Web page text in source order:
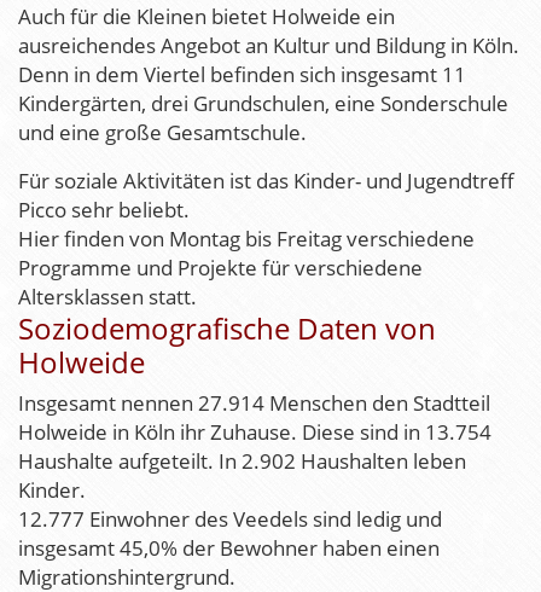
Auch für die Kleinen bietet Holweide ein
ausreichendes Angebot an Kultur und Bildung in Köln.
Denn in dem Viertel befinden sich insgesamt 11
Kindergärten, drei Grundschulen, eine Sonderschule
und eine große Gesamtschule.
Für soziale Aktivitäten ist das Kinder- und Jugendtreff
Picco sehr beliebt.
Hier finden von Montag bis Freitag verschiedene
Programme und Projekte für verschiedene
Altersklassen statt.
Soziodemografische Daten von
Holweide
Insgesamt nennen 27.914 Menschen den Stadtteil
Holweide in Köln ihr Zuhause. Diese sind in 13.754
Haushalte aufgeteilt. In 2.902 Haushalten leben
Kinder.
12.777 Einwohner des Veedels sind ledig und
insgesamt 45,0% der Bewohner haben einen
Migrationshintergrund.